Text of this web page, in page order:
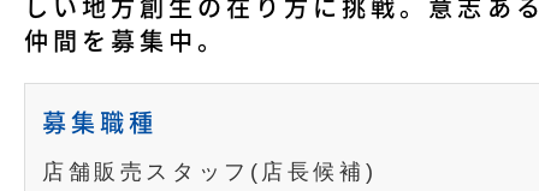
しい地方創生の在り方に挑戦。意志あ
仲間を募集中。
募集職種
店舗販売スタッフ(店長候補)